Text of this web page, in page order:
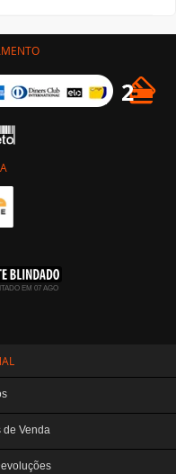
de Venda